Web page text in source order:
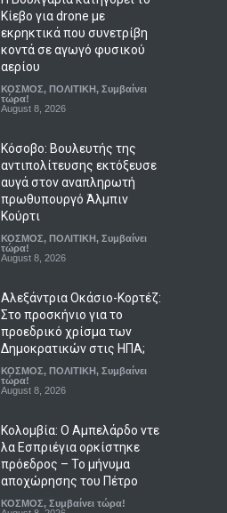
Κίεβο για drone με
εκρηκτικά που συνετρίβη
κοντά σε αγωγό φυσικού
αερίου
ΚΟΣΜΟΣ, ΠΟΛΙΤΙΚΗ, Συμβαίνει
τώρα!
August 8, 2026
Κόσοβο: Βουλευτής της
αντιπολίτευσης εκτόξευσε
αυγά στον αναπληρωτή
πρωθυπουργό Άλμπιν
Κούρτι
ΚΟΣΜΟΣ, ΠΟΛΙΤΙΚΗ, Συμβαίνει
τώρα!
August 8, 2026
Αλεξάντρια Οκάσιο-Κορτέζ:
Στο προσκήνιο για το
προεδρικό χρίσμα των
Δημοκρατικών στις ΗΠΑ;
ΚΟΣΜΟΣ, ΠΟΛΙΤΙΚΗ, Συμβαίνει
τώρα!
August 8, 2026
Κολομβία: Ο Αμπελάρδο ντε
λα Εσπριέγια ορκίστηκε
πρόεδρος – Το μήνυμα
αποχώρησης του Πέτρο
ΚΟΣΜΟΣ, Συμβαίνει τώρα!